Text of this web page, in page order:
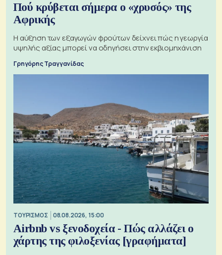
Πού κρύβεται σήμερα ο «χρυσός» της
Αφρικής
Η αύξηση των εξαγωγών φρούτων δείχνει πώς η γεωργία
υψηλής αξίας μπορεί να οδηγήσει στην εκβιομηχάνιση
Γρηγόρης Τραγγανίδας
ΤΟΥΡΙΣΜΟΣ 08.08.2026, 15:00
Airbnb vs ξενοδοχεία - Πώς αλλάζει ο
χάρτης της φιλοξενίας [γραφήματα]